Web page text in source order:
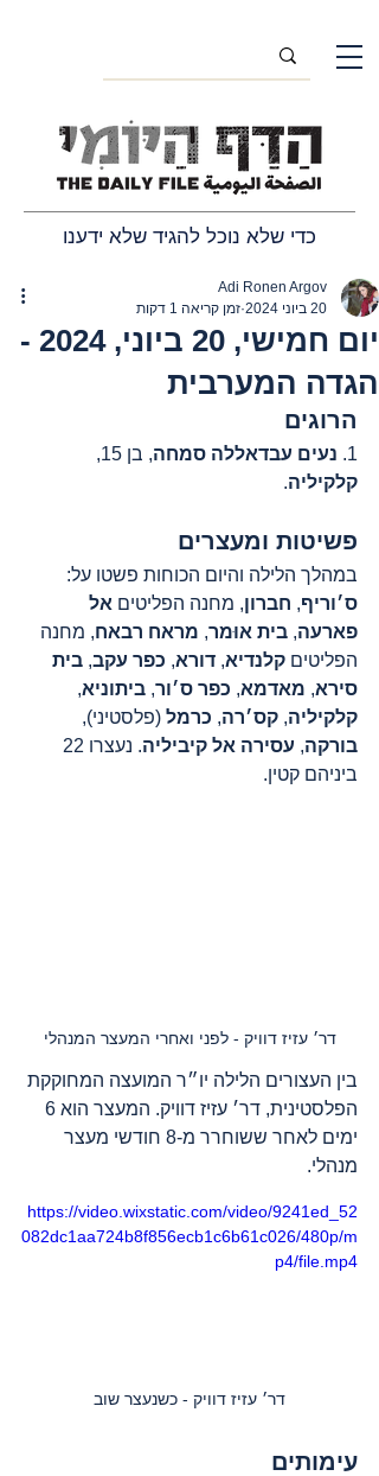
כדי שלא נוכל להגיד שלא ידענו
יום חמישי, 20 ביוני, 2024 -
הגדה המערבית
Adi Ronen Argov
20 ביוני 2024
זמן קריאה 1 דקות
הרוגים
1. נעים עבדאללה סמחה, בן 15,
קלקיליה.
פשיטות ומעצרים
במהלך הלילה והיום הכוחות פשטו על:
ס׳וריף, חברון, מחנה הפליטים אל
פארעה, בית אוּמר, מראח רבאח, מחנה
הפליטים קלנדיא, דורא, כפר עקב, בית
סירא, מאדמא, כפר ס׳ור, ביתוניא,
קלקיליה, קס׳רה, כרמל (פלסטיני),
בורקה, עסירה אל קיביליה
ביניהם קטין.
דר׳ עזיז דוויק - לפני ואחרי המעצר המנהלי
בין העצורים הלילה יו״ר המועצה המחוקקת
ימים לאחר ששוחרר מ-8 חודשי מעצר
מנהלי.
https://video.wixstatic.com/video/9241ed_52
082dc1aa724b8f856ecb1c6b61c026/480p/m
p4/file.mp4
דר׳ עזיז דוויק - כשנעצר שוב
עימותים